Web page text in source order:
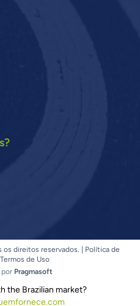
direitos reservados. |
Política de
Termos de Uso
Pragmasoft
the Brazilian market?